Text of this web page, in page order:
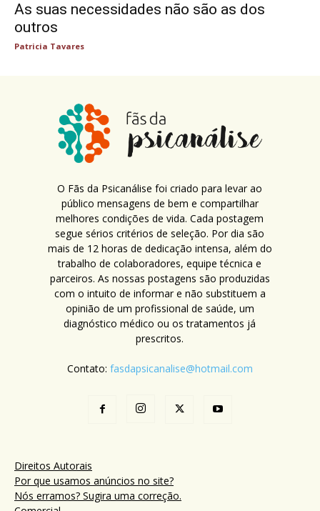
As suas necessidades não são as dos
outros
Patricia Tavares
O Fãs da Psicanálise foi criado para levar ao
público mensagens de bem e compartilhar
melhores condições de vida. Cada postagem
segue sérios critérios de seleção. Por dia são
mais de 12 horas de dedicação intensa, além do
trabalho de colaboradores, equipe técnica e
parceiros. As nossas postagens são produzidas
com o intuito de informar e não substituem a
opinião de um profissional de saúde, um
diagnóstico médico ou os tratamentos já
prescritos.
Contato: fasdapsicanalise@hotmail.com
Direitos Autorais
Por que usamos anúncios no site?
Nós erramos? Sugira uma correção.